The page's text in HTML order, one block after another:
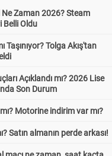
Zaman 2026? Steam
Belli Oldu
Tolga Akış'tan
Açıklandı mı? 2026 Lise
Son Durum
Motorine indirim var mı?
Satın almanın perde arkası!